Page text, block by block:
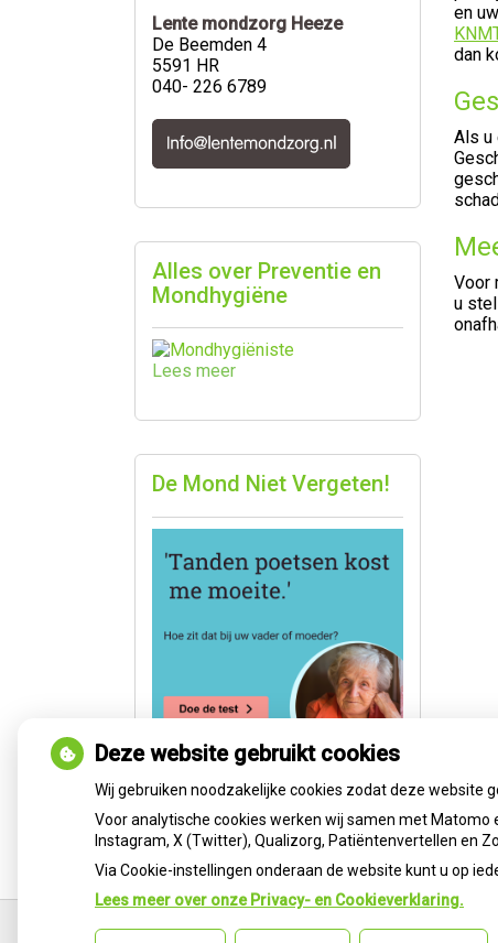
en
dan
Als u
Voor
u
Lente mondzorg Heeze
De Beemden 4
5591 HR
040- 226 6789
Alles over Preventie en
Mondhygiëne
Lees meer
De Mond Niet Vergeten!
Deze website gebruikt cookies
Wij gebruiken noodzakelijke cookies zodat deze website
Voor analytische cookies werken wij samen met Matomo
Instagram, X (Twitter), Qualizorg, Patiëntenvertellen en
Via Cookie-instellingen onderaan de website kunt u op
Lees meer over onze Privacy- en Cookieverklaring.